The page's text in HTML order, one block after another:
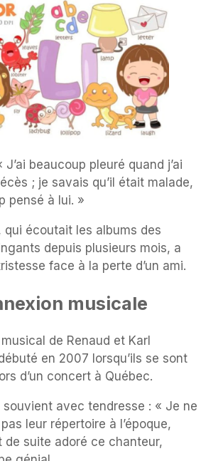
J’ai beaucoup pleuré quand j’ai
; je savais qu’il était malade,
pensé à lui. »
qui écoutait les albums des
depuis plusieurs mois, a
face à la perte d’un ami.
musicale
de Renaud et Karl
en 2007 lorsqu’ils se sont
d’un concert à Québec.
souvient avec tendresse : « Je ne
leur répertoire à l’époque,
de suite adoré ce chanteur,